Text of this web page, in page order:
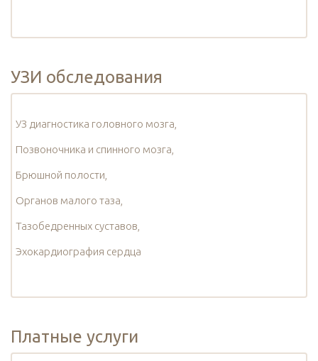
УЗИ обследования
УЗ диагностика головного мозга,
Позвоночника и спинного мозга,
Брюшной полости,
Органов малого таза,
Тазобедренных суставов,
Эхокардиография сердца
Платные услуги